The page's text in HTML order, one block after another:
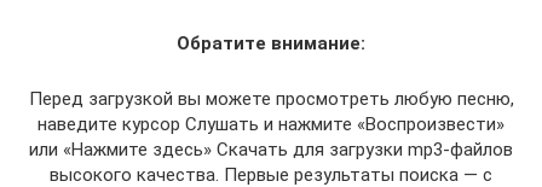
Обратите внимание:
Перед загрузкой вы можете просмотреть любую песню,
наведите курсор Слушать и нажмите «Воспроизвести»
или «Нажмите здесь» Скачать для загрузки mp3-файлов
высокого качества. Первые результаты поиска — с